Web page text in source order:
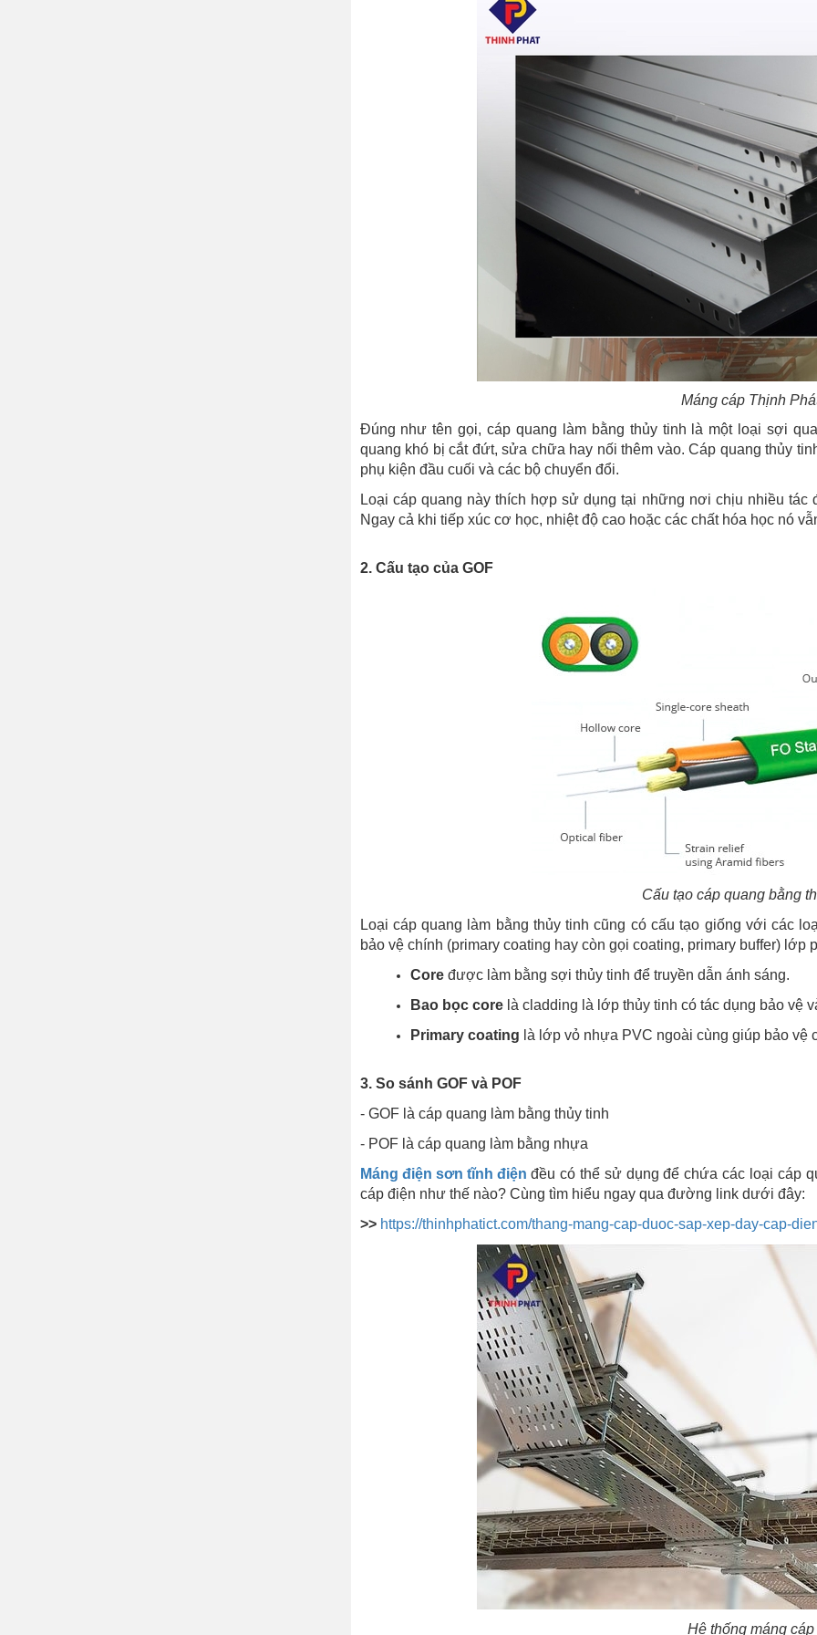
Máng cáp Thịnh
Đúng như tên gọi, cáp quang làm bằng thủy tinh là một loại sợi
quang khó bị cắt đứt, sửa chữa hay nối thêm vào. Cáp quang thủy
phụ kiện đầu cuối và các bộ chuyển đổi.
Loại cáp quang này thích hợp sử dụng tại những nơi chịu nhiều
Ngay cả khi tiếp xúc cơ học, nhiệt độ cao hoặc các chất hóa học nó
2. Cấu tạo của GOF
Cấu tạo cáp quang bằng
Loại cáp quang làm bằng thủy tinh cũng có cấu tạo giống với các
bảo vệ chính (primary coating hay còn gọi coating, primary buffer) lớp
Coređược làm bằng sợi thủy tinh để truyền dẫn ánh sáng.
Bao bọc corelà cladding là lớp thủy tinh có tác dụng bảo vệ
Primary coating là lớp vỏ nhựa PVC ngoài cùng giúp bảo
3. So sánh GOF và POF
- GOF là cáp quang làm bằng thủy tinh
- POF là cáp quang làm bằng nhựa
Máng điện sơn tĩnh điện đều có thể sử dụng để chứa các loại cáp
cáp điện như thế nào? Cùng tìm hiểu ngay qua đường link dưới đây:
>> https://thinhphatict.com/thang-mang-cap-duoc-sap-xep-day-cap-
Hệ thống máng cáp